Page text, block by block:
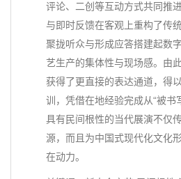
评论、二创等互动方式共同推
与即时反馈在客观上重构了传
聚拢听众与形成应答搭建起数
艺生产的集体性与现场感。由
获得了更直接的表达通道，得
训，凭借在地经验完成从“被书
具有民间根性的当代展演不仅
源，而且为中国式现代化文化
在动力。